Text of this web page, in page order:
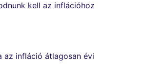
kell az inflációhoz
az infláció átlagosan évi